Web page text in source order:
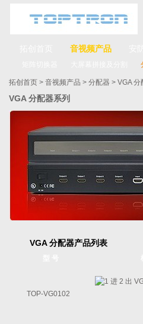
音视频产品
拓创首页 > 音视频产品 > 分配器 > VGA 分
VGA 分配器系列
VGA 分配器产品列表
TOP-VG0102